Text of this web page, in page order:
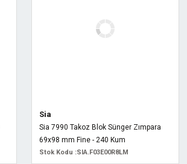
Sia
Sia 7990 Takoz Blok Sünger Zımpara
69x98 mm Fine - 240 Kum
Stok Kodu :SIA.F03E00R8LM